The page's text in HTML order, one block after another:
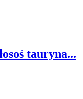
tauryna...